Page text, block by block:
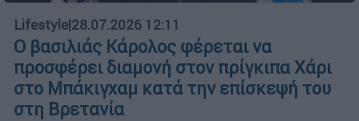
Lifestyle|28.07.2026 12:11
Ο βασιλιάς Κάρολος φέρεται να
προσφέρει διαμονή στον πρίγκιπα Χάρι
στο Μπάκιγχαμ κατά την επίσκεψή του
στη Βρετανία